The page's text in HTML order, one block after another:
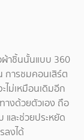
ผ้าชิ้นนั้นแบบ 360
การชมคอนเสิร์ต
ม่เหมือนเดิมอีก
างด้วยตัวเอง ถือ
ละช่วยประหยัด
ลงได้